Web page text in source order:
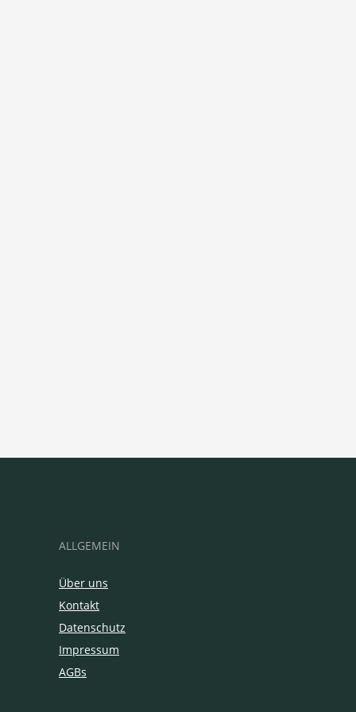
ALLGEMEIN
Über uns
Kontakt
Datenschutz
Impressum
AGBs